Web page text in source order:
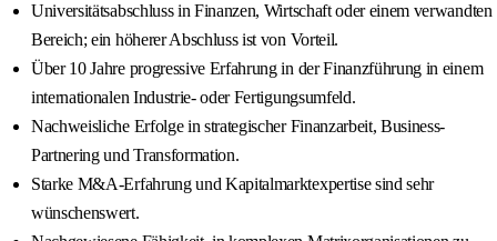
Universitätsabschluss in Finanzen, Wirtschaft oder einem verwandten
Bereich; ein höherer Abschluss ist von Vorteil.
Über 10 Jahre progressive Erfahrung in der Finanzführung in einem
internationalen Industrie- oder Fertigungsumfeld.
Nachweisliche Erfolge in strategischer Finanzarbeit, Business-
Partnering und Transformation.
Starke M&A-Erfahrung und Kapitalmarktexpertise sind sehr
wünschenswert.